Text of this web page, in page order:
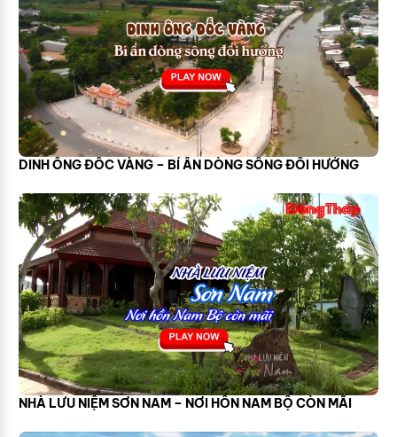
DINH ÔNG ĐỐC VÀNG – BÍ ẨN DÒNG SÔNG ĐỔI HƯỚNG
NHÀ LƯU NIỆM SƠN NAM – NƠI HỒN NAM BỘ CÒN MÃI